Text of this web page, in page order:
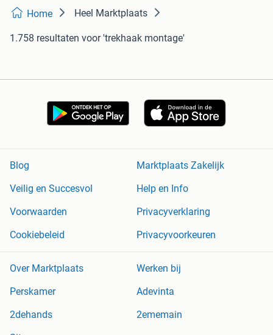
Home Heel Marktplaats
1.758 resultaten voor 'trekhaak montage'
Blog
Marktplaats Zakelijk
Veilig en Succesvol
Help en Info
Voorwaarden
Privacyverklaring
Cookiebeleid
Privacyvoorkeuren
Over Marktplaats
Werken bij
Perskamer
Adevinta
2dehands
2ememain